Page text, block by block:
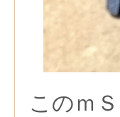
このｍ